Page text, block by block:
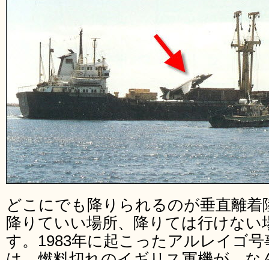
どこにでも降りられるのが垂直離
降りていい場所、降りては行けな
す。1983年に起こったアルレイゴ号